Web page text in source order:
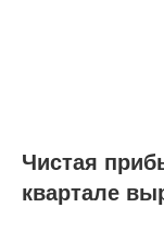
Чистая
квартале